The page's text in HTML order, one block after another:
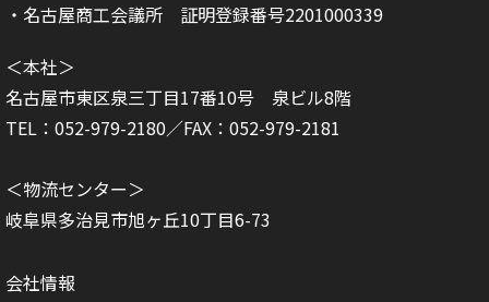
・名古屋商工会議所 証明登録番号2201000339
＜本社＞
名古屋市東区泉三丁目17番10号 泉ビル8階
TEL：052-979-2180／FAX：052-979-2181
＜物流センター＞
岐阜県多治見市旭ヶ丘10丁目6-73
会社情報